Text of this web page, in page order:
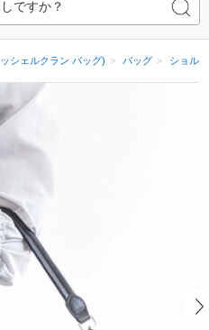
ですか？
シェルクラン バッグ) バッグ ショル